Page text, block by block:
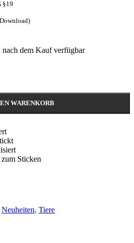
§19
dem Kauf verfügbar
WARENKORB
Sticken
Neuheiten, Tiere